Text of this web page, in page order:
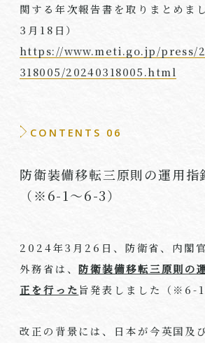
関する年次報告書を取りまとめま
3 月 18 日）
https://www.meti.go.jp/press/
318005/20240318005.html
CONTENTS 06
防衛装備移転三原則の運用指
（※6-1～6-3）
2024年3 月 26 日、防衛省、内閣
外務省は、防衛装備移転三原則の
正を行った旨発表しました（※ 6-1
改正の背景には、日本が今英国及